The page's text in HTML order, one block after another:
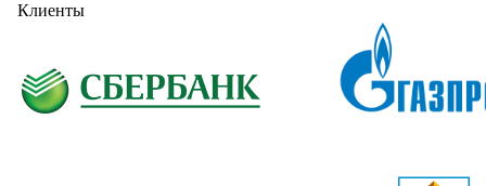
Клиенты